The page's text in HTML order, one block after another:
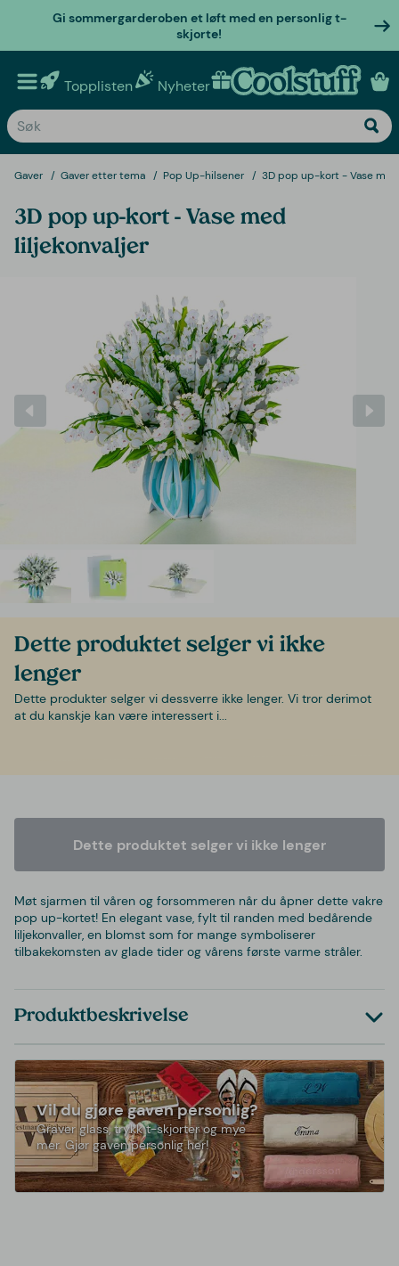
Gi sommergarderoben et løft med en personlig t-
skjorte!
Topplisten Nyheter Personlige gaver
Gaver Gaver etter tema Pop Up-hilsener 3D pop up-kort - Vase
3D pop up-kort - Vase med
liljekonvaljer
Dette produktet selger vi ikke
lenger
Dette produkter selger vi dessverre ikke lenger. Vi tror derimot
at du kanskje kan være interessert i...
Dette produktet selger vi ikke lenger
Møt sjarmen til våren og forsommeren når du åpner dette vakre
pop up-kortet! En elegant vase, fylt til randen med bedårende
liljekonvaller, en blomst som for mange symboliserer
tilbakekomsten av glade tider og vårens første varme stråler.
Produktbeskrivelse
Vil du gjøre gaven personlig?
Graver glass, trykk t-skjorter og mye
mer. Gjør gaven personlig her!